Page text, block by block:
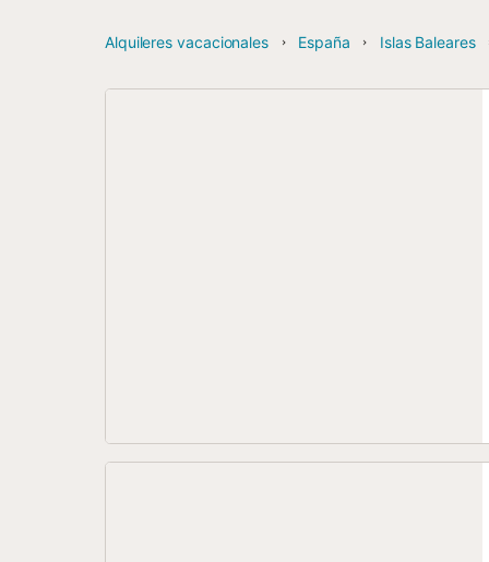
Alquileres vacacionales España Islas Baleares